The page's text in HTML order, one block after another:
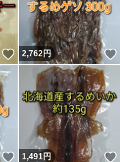
いいね！
2,762円
いいね！
1,491円